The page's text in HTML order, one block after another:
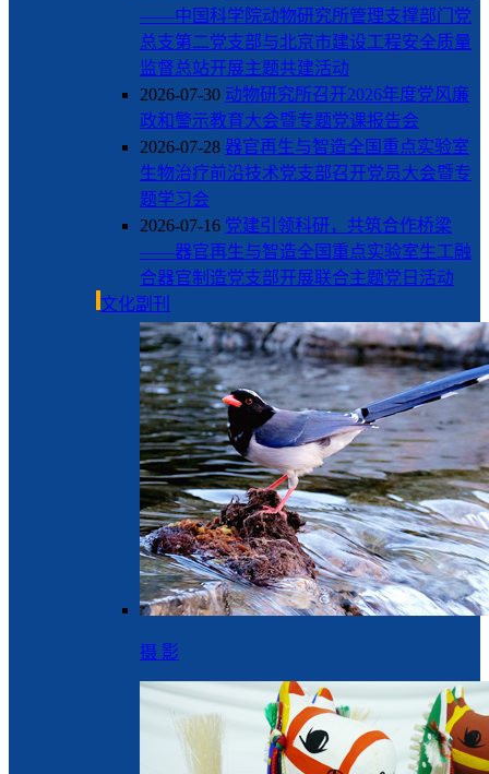
——中国科学院动物研究所管理支撑部门党
总支第二党支部与北京市建设工程安全质量
监督总站开展主题共建活动
2026-07-30 动物研究所召开2026年度党风廉
政和警示教育大会暨专题党课报告会
2026-07-28 器官再生与智造全国重点实验室
生物治疗前沿技术党支部召开党员大会暨专
题学习会
2026-07-16 党建引领科研，共筑合作桥梁
——器官再生与智造全国重点实验室生工融
合器官制造党支部开展联合主题党日活动
文化副刊
摄 影